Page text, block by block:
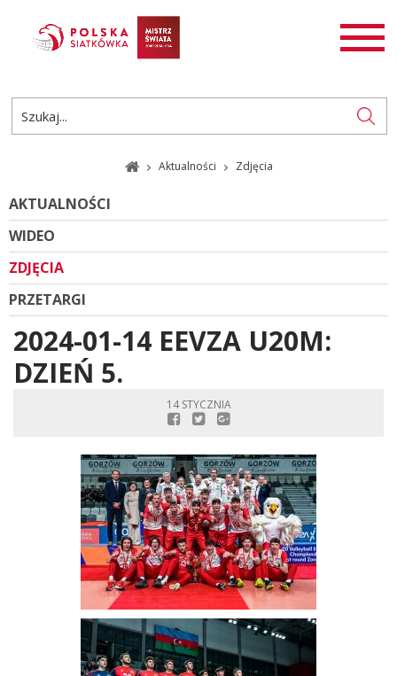
AKTUALNOŚCI
ROZGRYWKI
PL EN
Aktualności Zdjęcia
AKTUALNOŚCI
WIDEO
ZDJĘCIA
PRZETARGI
2024-01-14 EEVZA U20M:
DZIEŃ 5.
14 STYCZNIA